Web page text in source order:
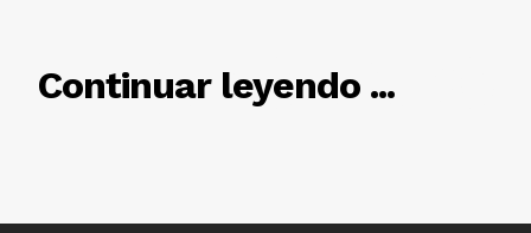
Continuar leyendo ...
RELACIONADO